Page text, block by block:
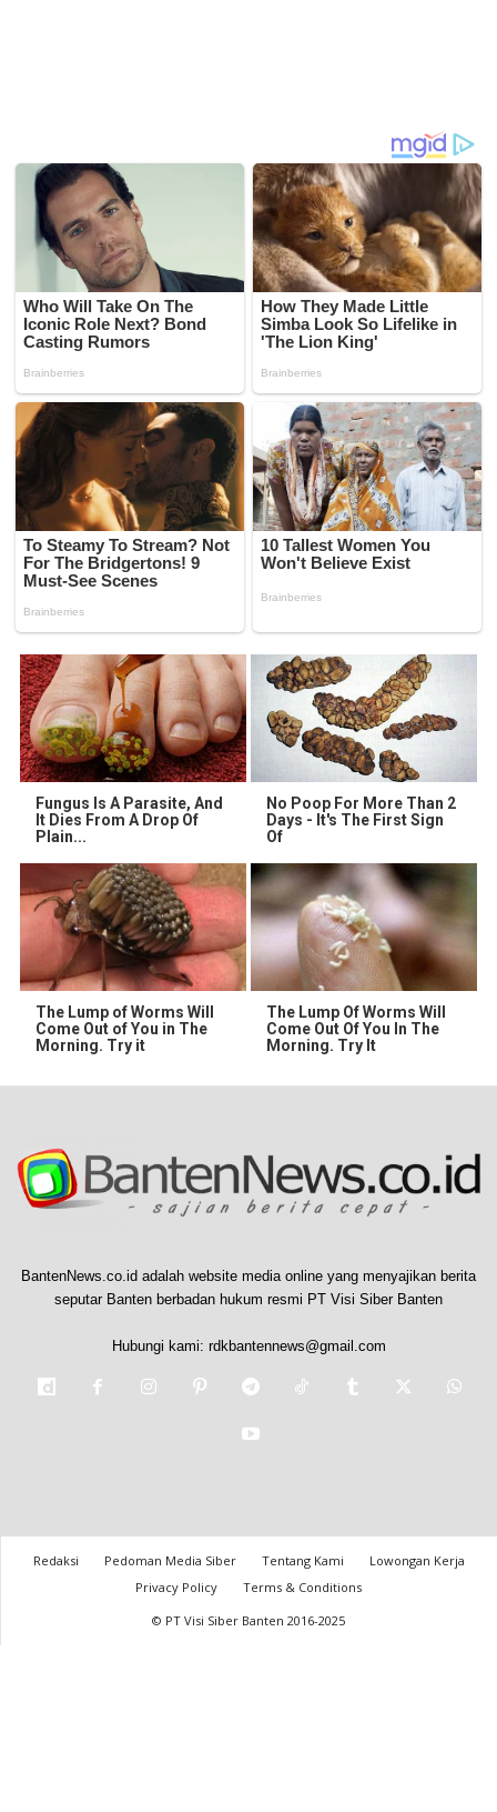
Fungus Is A Parasite, And
It Dies From A Drop Of
Plain...
No Poop For More Than 2
Days - It's The First Sign
Of
The Lump of Worms Will
Come Out of You in The
Morning. Try it
The Lump Of Worms Will
Come Out Of You In The
Morning. Try It
BantenNews.co.id adalah website media online yang menyajikan berita
seputar Banten berbadan hukum resmi PT Visi Siber Banten
Hubungi kami: rdkbantennews@gmail.com
Redaksi Pedoman Media Siber Tentang Kami
Lowongan Kerja
Privacy Policy
Terms & Conditions
© PT Visi Siber Banten 2016-2025